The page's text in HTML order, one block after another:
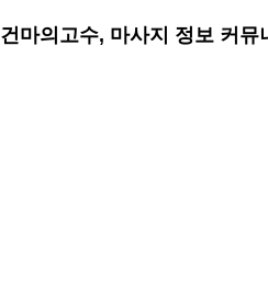
건마의고수, 마사지 정보 커뮤